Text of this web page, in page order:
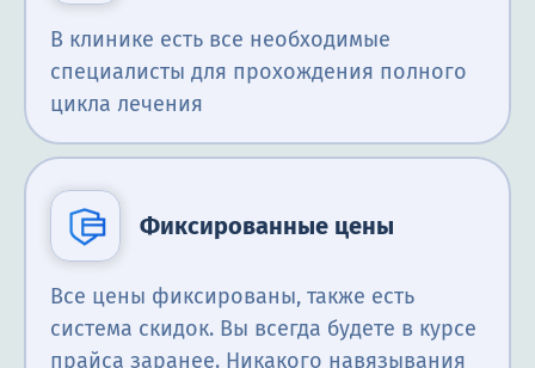
В клинике есть все необходимые
специалисты для прохождения полного
цикла лечения
Фиксированные цены
Все цены фиксированы, также есть
система скидок. Вы всегда будете в курсе
прайса заранее. Никакого навязывания